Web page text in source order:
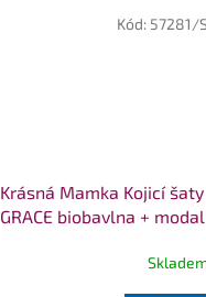
Krásná Mamka Kojicí šaty
GRACE biobavlna + modal
Kód: 57281/S